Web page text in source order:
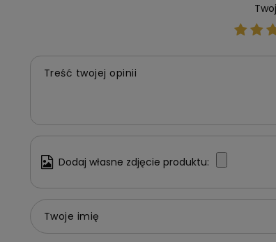
Treść twojej opinii
Dodaj własne zdjęcie produktu:
Twoje imię